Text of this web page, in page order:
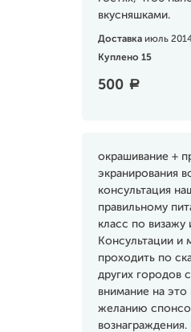
вкусняшками.
Доставка июль
Куплено 15
500 a
окрашивание +
экранирования
консультация
правильному
класс по визажу
Консультации и
проходить по
других городов
внимание на это
желанию